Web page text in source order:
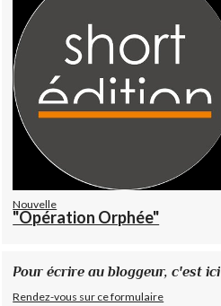
Nouvelle
"Opération Orphée"
Pour écrire au bloggeur, c'est ici
Rendez-vous sur ce formulaire